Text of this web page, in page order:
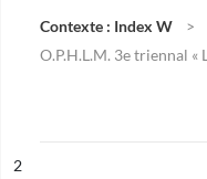
Contexte : Index W
O.P.H.L.M. 3e triennal «
n°
2